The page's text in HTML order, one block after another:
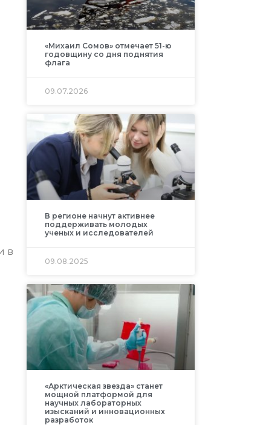
в
«Михаил Сомов» отмечает 51-ю
годовщину со дня поднятия
флага
09.07.2026
В регионе начнут активнее
поддерживать молодых
ученых и исследователей
09.08.2025
«Арктическая звезда» станет
мощной платформой для
научных лабораторных
изысканий и инновационных
разработок